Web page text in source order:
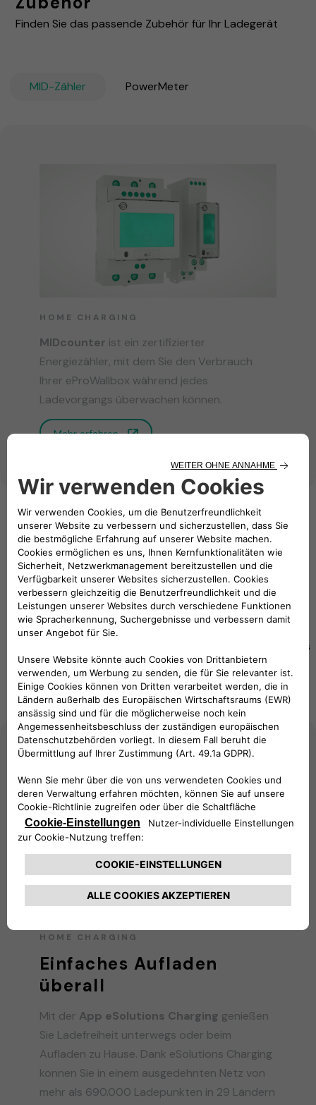
Finden Sie das passende Zubehör für Ihr Ladegerät
MID-Zähler PowerMeter
HOME CHARGING
MIDcounter ist ein zertifizierter
Energiezähler, mit dem Sie den Verbrauch
Ihrer eProWallbox während jedes
Ladevorgangs überwachen können.
Mehr erfahren
eMobility-Lösungen
Sorgenfrei reisen mit unseren mobilen Ladelösungen
Auflade-
App
Pay as
you
Move
Beginner
you Move
Advanced
eSolutions
RFID-
Karte
HOME CHARGING
Einfaches Aufladen
überall
Mit der App eSolutions Charging genießen
Sie Ladefreiheit unterwegs oder beim
Aufladen zu Hause. Dank eSolutions Charging
können Sie in einem ausgedehnten Netz von
mehr als 690.000 Ladepunkten in 29 Ländern